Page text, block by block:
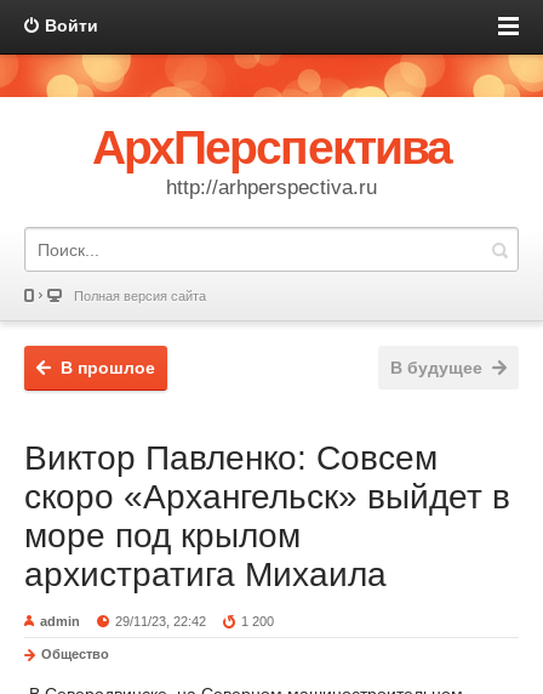
Войти
АрхПерспектива
http://arhperspectiva.ru
Полная версия сайта
В будущее
В прошлое
Виктор Павленко: Совсем
скоро «Архангельск» выйдет в
море под крылом
архистратига Михаила
admin 29/11/23, 22:42 1 200
Общество